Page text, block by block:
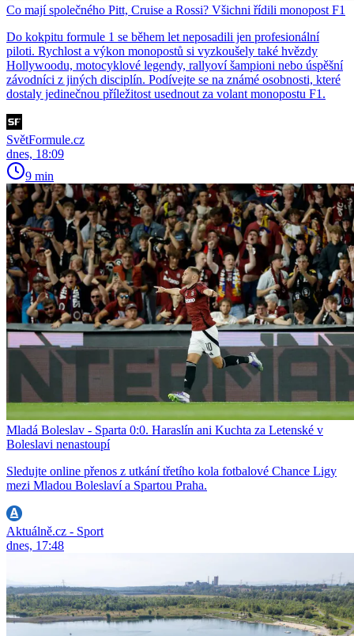
Co mají společného Pitt, Cruise a Rossi? Všichni řídili monopost F1
Do kokpitu formule 1 se během let neposadili jen profesionální
piloti. Rychlost a výkon monopostů si vyzkoušely také hvězdy
Hollywoodu, motocyklové legendy, rallyoví šampioni nebo úspěšní
závodníci z jiných disciplín. Podívejte se na známé osobnosti, které
dostaly jedinečnou příležitost usednout za volant monopostu F1.
SvětFormule.cz
dnes, 18:09
9 min
Mladá Boleslav - Sparta 0:0. Haraslín ani Kuchta za Letenské v
Boleslavi nenastoupí
Sledujte online přenos z utkání třetího kola fotbalové Chance Ligy
mezi Mladou Boleslaví a Spartou Praha.
Aktuálně.cz - Sport
dnes, 17:48